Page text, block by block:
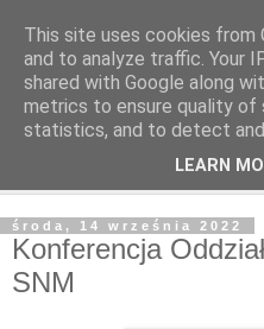
środa, 14 września 2022
Konferencja
SNM
This site uses cookies
and to analyze traffic. Your
shared with Google along
metrics to ensure quality of
statistics, and to detect and
LEARN